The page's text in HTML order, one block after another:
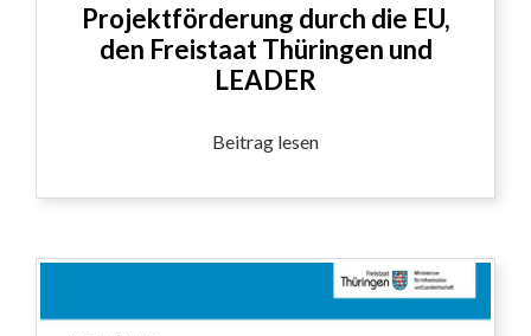
Projektförderung durch die EU,
den Freistaat Thüringen und
LEADER
Beitrag lesen